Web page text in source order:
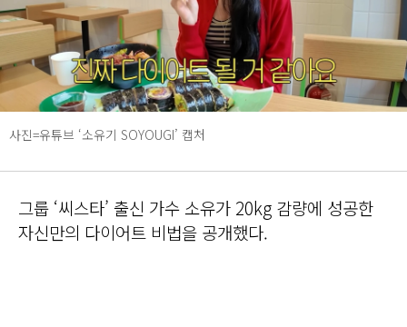
사진=유튜브 ‘소유기 SOYOUGI’ 캡처
그룹 ‘씨스타’ 출신 가수 소유가 20kg 감량에 성공한
자신만의 다이어트 비법을 공개했다.